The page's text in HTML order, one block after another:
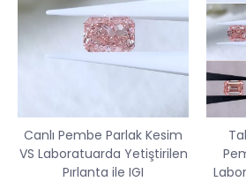
Canlı Pembe Parlak Kesim
VS Laboratuarda Yetiştirilen
Pırlanta ile IGI